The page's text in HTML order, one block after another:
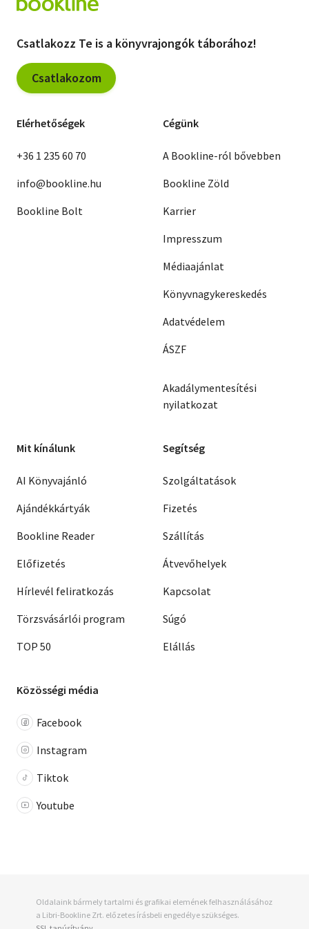
Csatlakozz Te is a könyvrajongók táborához!
Csatlakozom
Elérhetőségek
+36 1 235 60 70
info@bookline.hu
Bookline Bolt
Cégünk
A Bookline-ról bővebben
Bookline Zöld
Karrier
Impresszum
Médiaajánlat
Könyvnagykereskedés
Adatvédelem
ÁSZF
Akadálymentesítési
nyilatkozat
Mit kínálunk
AI Könyvajánló
Ajándékkártyák
Bookline Reader
Előfizetés
Hírlevél feliratkozás
Törzsvásárlói program
TOP 50
Segítség
Szolgáltatások
Fizetés
Szállítás
Átvevőhelyek
Kapcsolat
Súgó
Elállás
Közösségi média
Facebook
Instagram
Tiktok
Youtube
Oldalaink bármely tartalmi és grafikai elemének felhasználásához
a Libri-Bookline Zrt. előzetes írásbeli engedélye szükséges.